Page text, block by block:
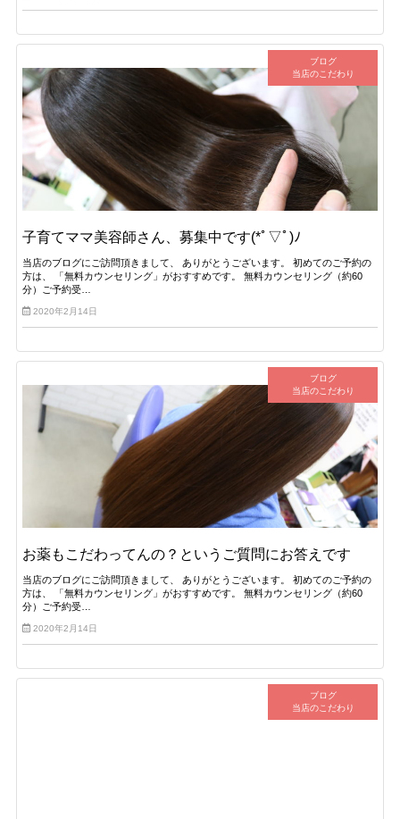
ブログ
当店のこだわり
子育てママ美容師さん、募集中です(*ﾟ▽ﾟ)ﾉ
当店のブログにご訪問頂きまして、 ありがとうございます。 初めてのご予約の
方は、 「無料カウンセリング」がおすすめです。 無料カウンセリング（約60
分）ご予約受…
2020年2月14日
ブログ
当店のこだわり
お薬もこだわってんの？というご質問にお答えです
当店のブログにご訪問頂きまして、 ありがとうございます。 初めてのご予約の
方は、 「無料カウンセリング」がおすすめです。 無料カウンセリング（約60
分）ご予約受…
2020年2月14日
ブログ
当店のこだわり